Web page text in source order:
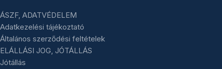
ÁSZF, ADATVÉDELEM
Adatkezelési tájékoztató
Általános szerződési feltételek
ELÁLLÁSI JOG, JÓTÁLLÁS
Jótállás